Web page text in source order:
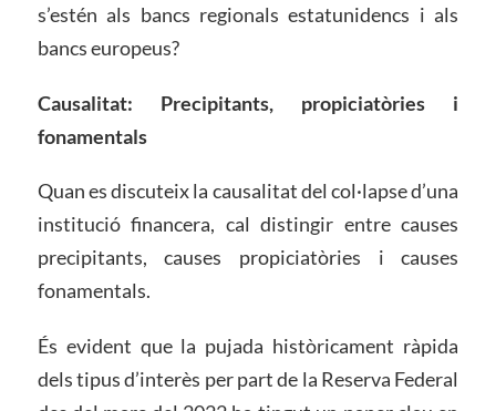
s’estén als bancs regionals estatunidencs i als
bancs europeus?
Causalitat: Precipitants, propiciatòries i
fonamentals
Quan es discuteix la causalitat del col·lapse d’una
institució financera, cal distingir entre causes
precipitants, causes propiciatòries i causes
fonamentals.
És evident que la pujada històricament ràpida
dels tipus d’interès per part de la Reserva Federal